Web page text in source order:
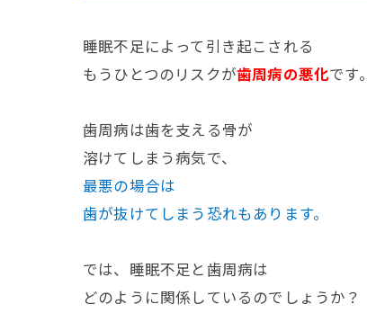
睡眠不足によって引き起こされる
もうひとつのリスクが歯周病の悪化です。
歯周病は歯を支える骨が
溶けてしまう病気で、
最悪の場合は
歯が抜けてしまう恐れもあります。
では、睡眠不足と歯周病は
どのように関係しているのでしょうか？